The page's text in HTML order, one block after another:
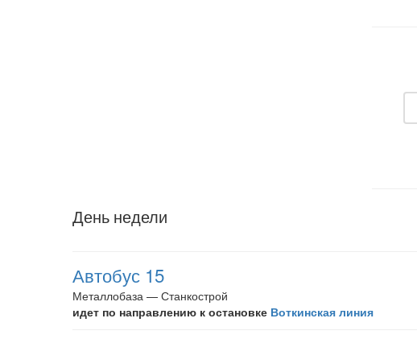
День недели
Автобус 15
Металлобаза — Станкострой
идет по направлению к остановке Воткинская линия